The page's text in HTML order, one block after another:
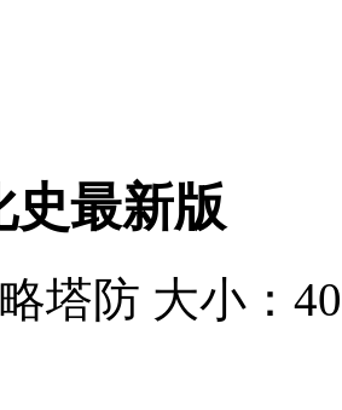
史最新版
塔防 大小：